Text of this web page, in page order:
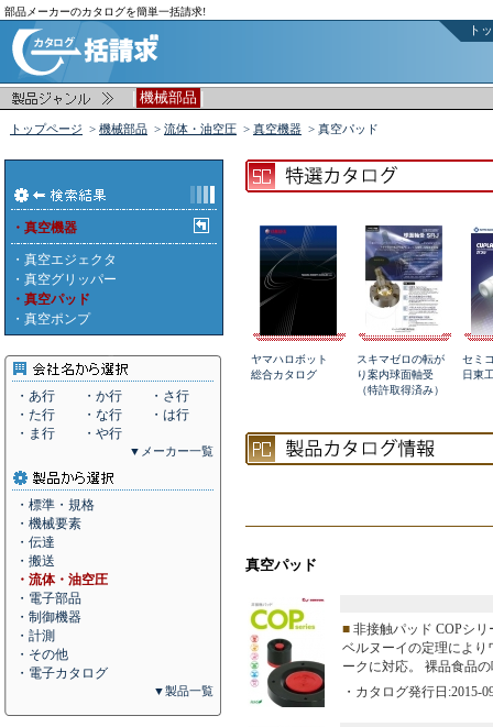
部品メーカーのカタログを簡単一括請求!
ト
| 機械部品 |
トップページ > 機械部品 > 流体・油空圧 > 真空機器 > 真空パッド
・真空機器
・ 真空エジェクタ
・ 真空グリッパー
・真空パッド
・ 真空ポンプ
・あ行 ・か行
・さ行
・た行
・な行
・は行
・ま行
・や行
▼メーカー一覧
・標準・規格
・機械要素
・伝達
・搬送
・流体・油空圧
・電子部品
・制御機器
・計測
・その他
・電子カタログ
▼製品一覧
ヤマハロボット
総合カタログ
スキマゼロの転が
り案内球面軸受
（特許取得済み）
セミ
日東
真空パッド
■ 非接触パッド COPシリ
ベルヌーイの定理によ
ークに対応。 裸品食品
・カタログ発行日:2015-